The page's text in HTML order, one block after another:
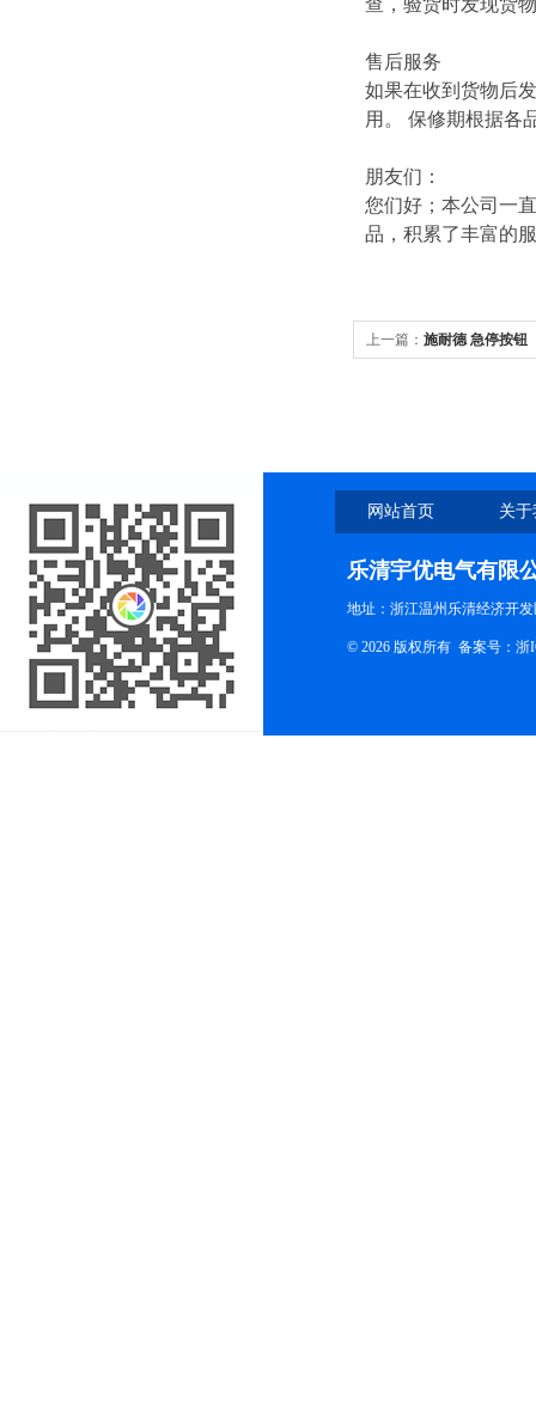
查，验货时发现货
售后服务
如果在收到货物后
用。 保修期根据各
朋友们：
您们好；本公司一
品，积累了丰富的
上一篇： 施耐德 急停按钮
网站首页 关
乐清宇优电气有限
地址：浙江温州乐清经济开
© 2026 版权所有 备案号：浙